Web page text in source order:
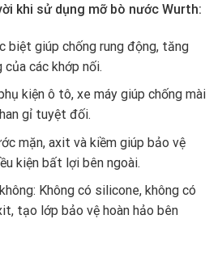
khi sử dụng mỡ bò nước Wurth:
biệt giúp chống rung động, tăng
các khớp nối.
kiện ô tô, xe máy giúp chống mài
gỉ tuyệt đối.
mặn, axit và kiềm giúp bảo vệ
kiện bất lợi bên ngoài.
Không có silicone, không có
tạo lớp bảo vệ hoàn hảo bên